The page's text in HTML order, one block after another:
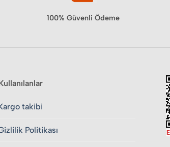
100% Güvenli Ödeme
takibi
Politikası